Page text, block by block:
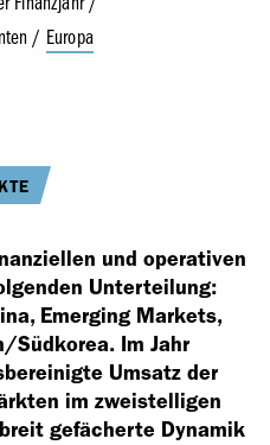
Europa
und operativen
Unterteilung:
Emerging Markets,
Südkorea. Im Jahr
Umsatz der
im zweistelligen
gefächerte Dynamik